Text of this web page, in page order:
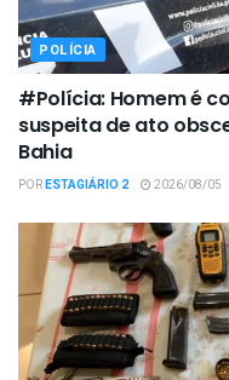
POLÍCIA
#Polícia: Homem é
suspeita de ato
Bahia
PORESTAGIÁRIO 2 2026/08/05